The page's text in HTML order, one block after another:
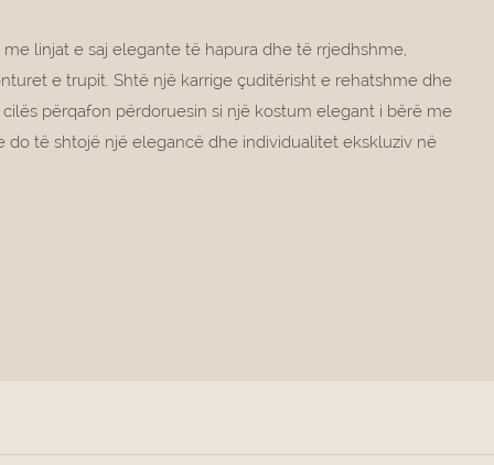
linjat e saj elegante të hapura dhe të rrjedhshme,
e trupit. Shtë një karrige çuditërisht e rehatshme dhe
përqafon përdoruesin si një kostum elegant i bërë me
do të shtojë një elegancë dhe individualitet ekskluziv në